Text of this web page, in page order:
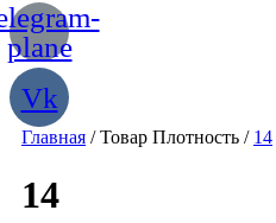
plane
Vk
Главная / Товар Плотность / 14
14